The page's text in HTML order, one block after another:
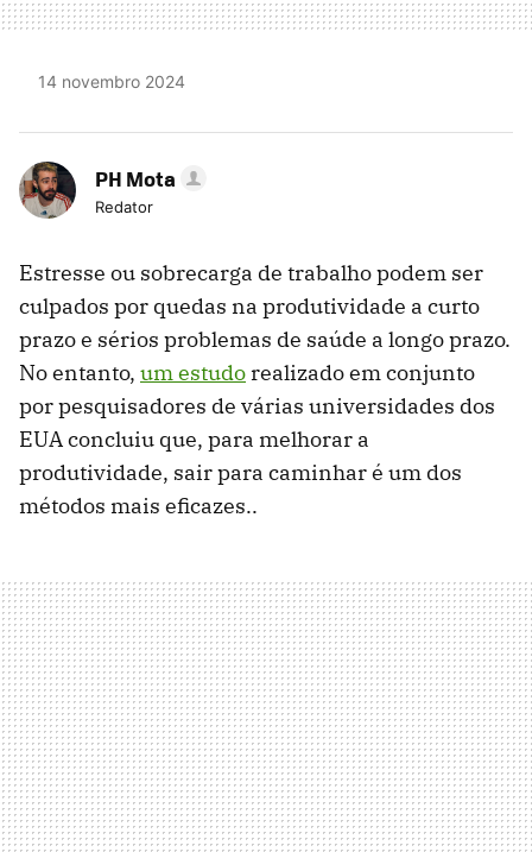
14 novembro 2024
PH Mota
Redator
Estresse ou sobrecarga de trabalho podem ser
culpados por quedas na produtividade a curto
prazo e sérios problemas de saúde a longo prazo.
No entanto, um estudo realizado em conjunto
por pesquisadores de várias universidades dos
EUA concluiu que, para melhorar a
produtividade, sair para caminhar é um dos
métodos mais eficazes..